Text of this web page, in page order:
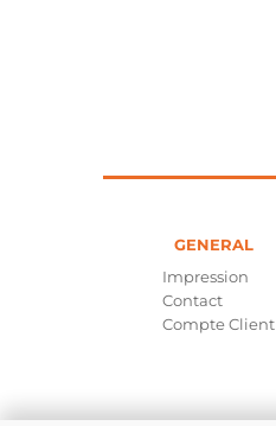
GENERAL
Impression
Contact
Compte Client